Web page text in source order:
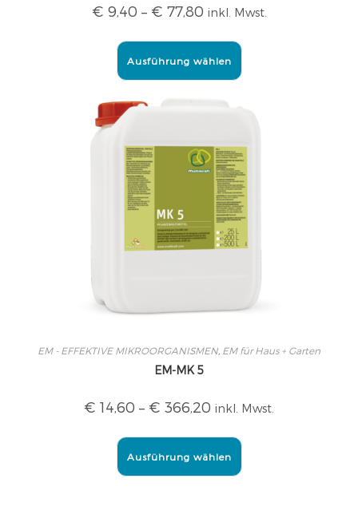
€ 9,40 – € 77,80 inkl. Mwst.
Ausführung wählen
EM - EFFEKTIVE MIKROORGANISMEN EM für Haus + Garten
EM-MK 5
€ 14,60 – € 366,20 inkl. Mwst.
Ausführung wählen